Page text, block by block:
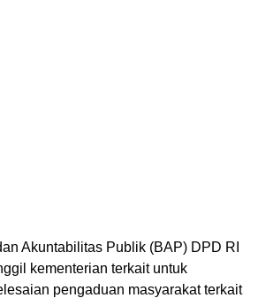
Akuntabilitas Publik (BAP) DPD RI
kementerian terkait untuk
pengaduan masyarakat terkait